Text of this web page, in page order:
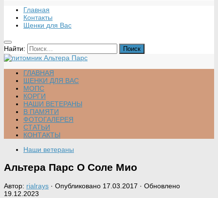
Главная
Контакты
Щенки для Вас
Найти:
ГЛАВНАЯ
ЩЕНКИ ДЛЯ ВАС
МОПС
КОРГИ
НАШИ ВЕТЕРАНЫ
В ПАМЯТИ
ФОТОГАЛЕРЕЯ
СТАТЬИ
КОНТАКТЫ
Наши ветераны
Альтера Парс О Соле Мио
Автор: rialrays · Опубликовано 17.03.2017 · Обновлено
19.12.2023